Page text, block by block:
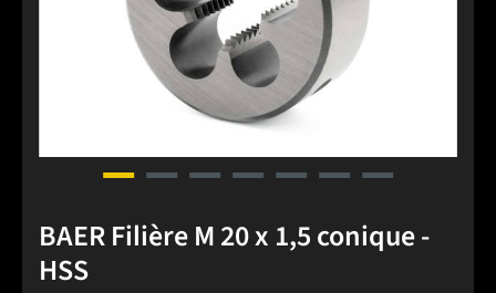
BAER Filière M 20 x 1,5 conique -
HSS